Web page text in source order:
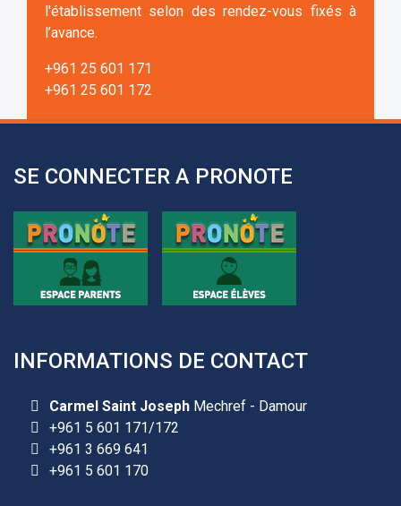
l'établissement selon des rendez-vous fixés à
l’avance.
+961 25 601 171
+961 25 601 172
SE CONNECTER A PRONOTE
INFORMATIONS DE CONTACT
Carmel Saint Joseph Mechref - Damour
+961 5 601 171/172
+961 3 669 641
+961 5 601 170